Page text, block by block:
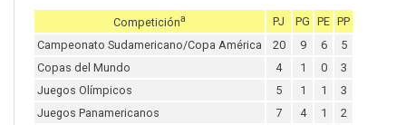
Competicióna PJ PG PE PP
Campeonato Sudamericano/Copa América
20 9 6
5
Copas del Mundo
4 1 0
3
Juegos Olímpicos
5 1 1
3
Juegos Panamericanos
7 4 1
2